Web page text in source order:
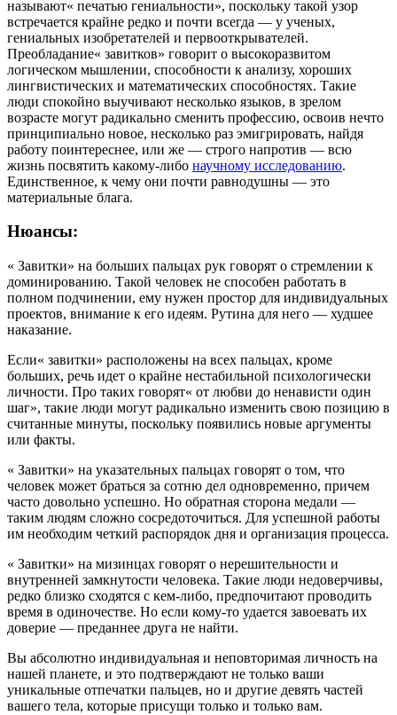
называют« печатью гениальности», поскольку такой узор
встречается крайне редко и почти всегда — у ученых,
гениальных изобретателей и первооткрывателей.
Преобладание« завитков» говорит о высокоразвитом
логическом мышлении, способности к анализу, хороших
лингвистических и математических способностях. Такие
люди спокойно выучивают несколько языков, в зрелом
возрасте могут радикально сменить профессию, освоив нечто
принципиально новое, несколько раз эмигрировать, найдя
работу поинтереснее, или же — строго напротив — всю
жизнь посвятить какому-либо научному исследованию.
Единственное, к чему они почти равнодушны — это
материальные блага.
Нюансы:
« Завитки» на больших пальцах рук говорят о стремлении к
доминированию. Такой человек не способен работать в
полном подчинении, ему нужен простор для индивидуальных
проектов, внимание к его идеям. Рутина для него — худшее
наказание.
Если« завитки» расположены на всех пальцах, кроме
больших, речь идет о крайне нестабильной психологически
личности. Про таких говорят« от любви до ненависти один
шаг», такие люди могут радикально изменить свою позицию в
считанные минуты, поскольку появились новые аргументы
или факты.
« Завитки» на указательных пальцах говорят о том, что
человек может браться за сотню дел одновременно, причем
часто довольно успешно. Но обратная сторона медали —
таким людям сложно сосредоточиться. Для успешной работы
им необходим четкий распорядок дня и организация процесса.
« Завитки» на мизинцах говорят о нерешительности и
внутренней замкнутости человека. Такие люди недоверчивы,
редко близко сходятся с кем-либо, предпочитают проводить
время в одиночестве. Но если кому-то удается завоевать их
доверие — преданнее друга не найти.
Вы абсолютно индивидуальная и неповторимая личность на
нашей планете, и это подтверждают не только ваши
уникальные отпечатки пальцев, но и другие девять частей
вашего тела, которые присущи только и только вам.